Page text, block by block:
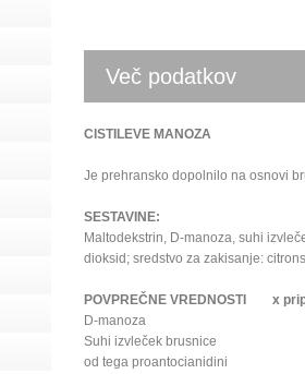
Več podatkov
CISTILEVE MANOZA
Je prehransko dopolnilo na osnovi
SESTAVINE:
Maltodekstrin, D-manoza, suhi
dioksid; sredstvo za zakisanje:
POVPREČNE VREDNOSTI x
D-manoza
Suhi izvleček
od tega